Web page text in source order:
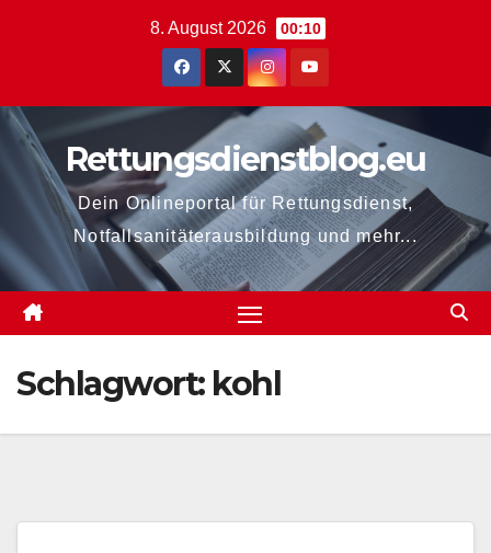
8. August 2026 00:10
Rettungsdienstblog.eu
Dein Onlineportal für Rettungsdienst,
Notfallsanitäterausbildung und mehr...
Schlagwort: kohl